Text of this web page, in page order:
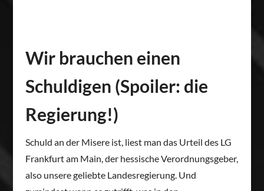
Wir brauchen einen
Schuldigen (Spoiler: die
Regierung!)
Schuld an der Misere ist, liest man das Urteil des LG
Frankfurt am Main, der hessische Verordnungsgeber,
also unsere geliebte Landesregierung. Und